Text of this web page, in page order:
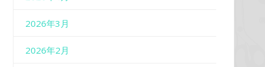
2026年3月
2026年2月